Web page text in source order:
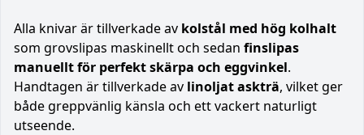
Alla knivar är tillverkade av kolstål med hög kolhalt
som grovslipas maskinellt och sedan finslipas
manuellt för perfekt skärpa och eggvinkel.
Handtagen är tillverkade av linoljat askträ, vilket ger
både greppvänlig känsla och ett vackert naturligt
utseende.